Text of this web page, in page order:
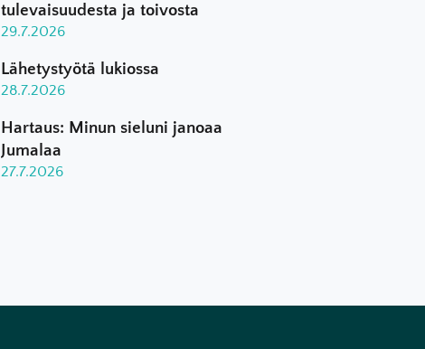
tulevaisuudesta ja toivosta
29.7.2026
Lähetystyötä lukiossa
28.7.2026
Hartaus: Minun sieluni janoaa
Jumalaa
27.7.2026